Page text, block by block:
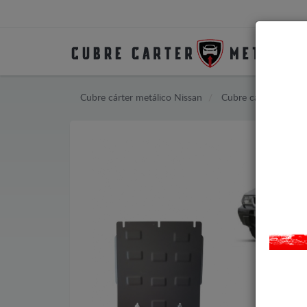
Cubre cárter metálico Nissan Cubre cárter